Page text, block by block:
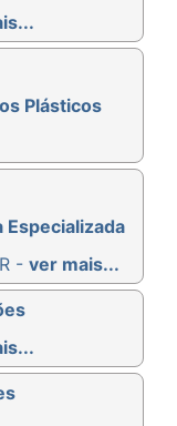
Plásticos
- ver mais...